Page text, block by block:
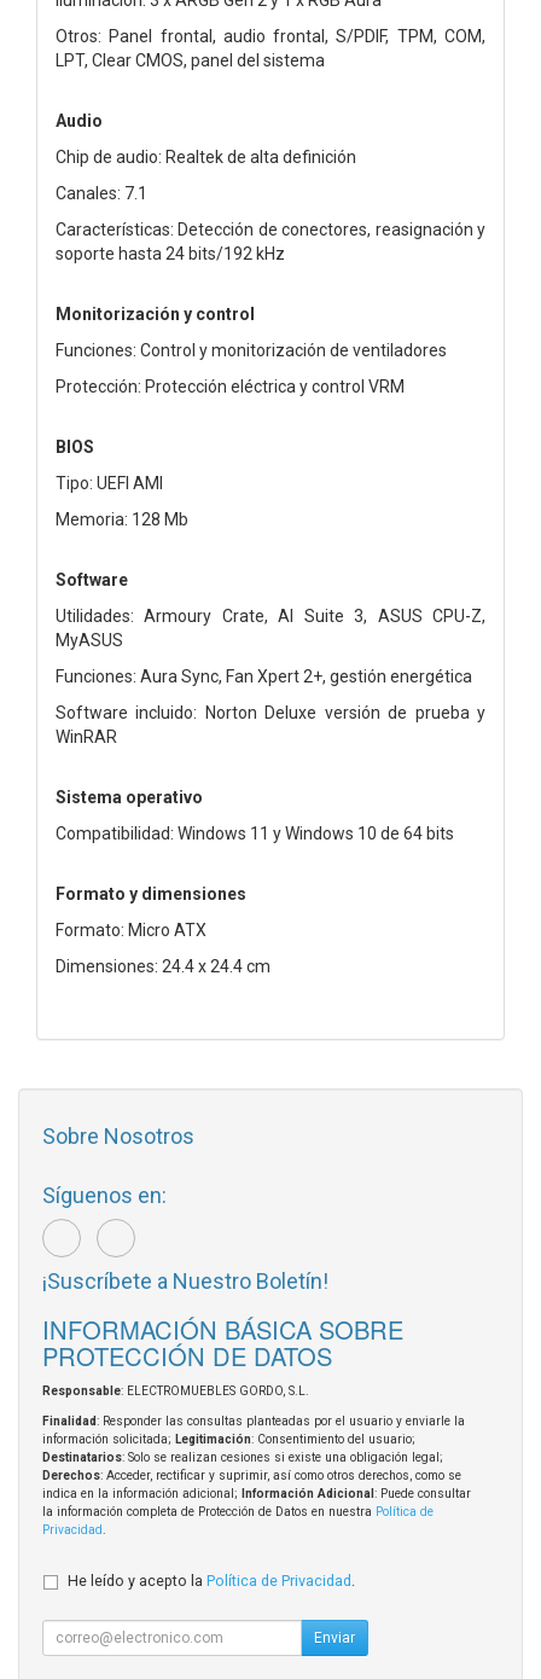
Otros: Panel frontal, audio frontal, S/PDIF, TPM, COM,
LPT, Clear CMOS, panel del sistema
Audio
Chip de audio: Realtek de alta definición
Canales: 7.1
Características: Detección de conectores, reasignación y
soporte hasta 24 bits/192 kHz
Monitorización y control
Funciones: Control y monitorización de ventiladores
Protección: Protección eléctrica y control VRM
BIOS
Tipo: UEFI AMI
Memoria: 128 Mb
Software
Utilidades: Armoury Crate, AI Suite 3, ASUS CPU-Z,
MyASUS
Funciones: Aura Sync, Fan Xpert 2+, gestión energética
Software incluido: Norton Deluxe versión de prueba y
WinRAR
Sistema operativo
Compatibilidad: Windows 11 y Windows 10 de 64 bits
Formato y dimensiones
Formato: Micro ATX
Dimensiones: 24.4 x 24.4 cm
Sobre Nosotros
Síguenos en:
¡Suscríbete a Nuestro Boletín!
INFORMACIÓN BÁSICA SOBRE
PROTECCIÓN DE DATOS
Responsable: ELECTROMUEBLES GORDO, S.L.
Finalidad: Responder las consultas planteadas por el usuario y enviarle la
información solicitada; Legitimación: Consentimiento del usuario;
Destinatarios: Solo se realizan cesiones si existe una obligación legal;
Derechos: Acceder, rectificar y suprimir, así como otros derechos, como se
indica en la información adicional;
Información Adicional : Puede consultar
la información completa de Protección de Datos en nuestra Política de
Privacidad
He leído y acepto la Política de Privacidad
Enviar